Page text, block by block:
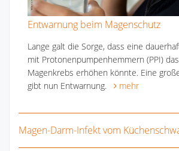
Entwarnung beim Magenschutz
Lange galt die Sorge, dass eine
mit Protonenpumpenhemmern (PPI)
Magenkrebs erhöhen könnte. Eine
gibt nun Entwarnung.
mehr
Magen-Darm-Infekt vom